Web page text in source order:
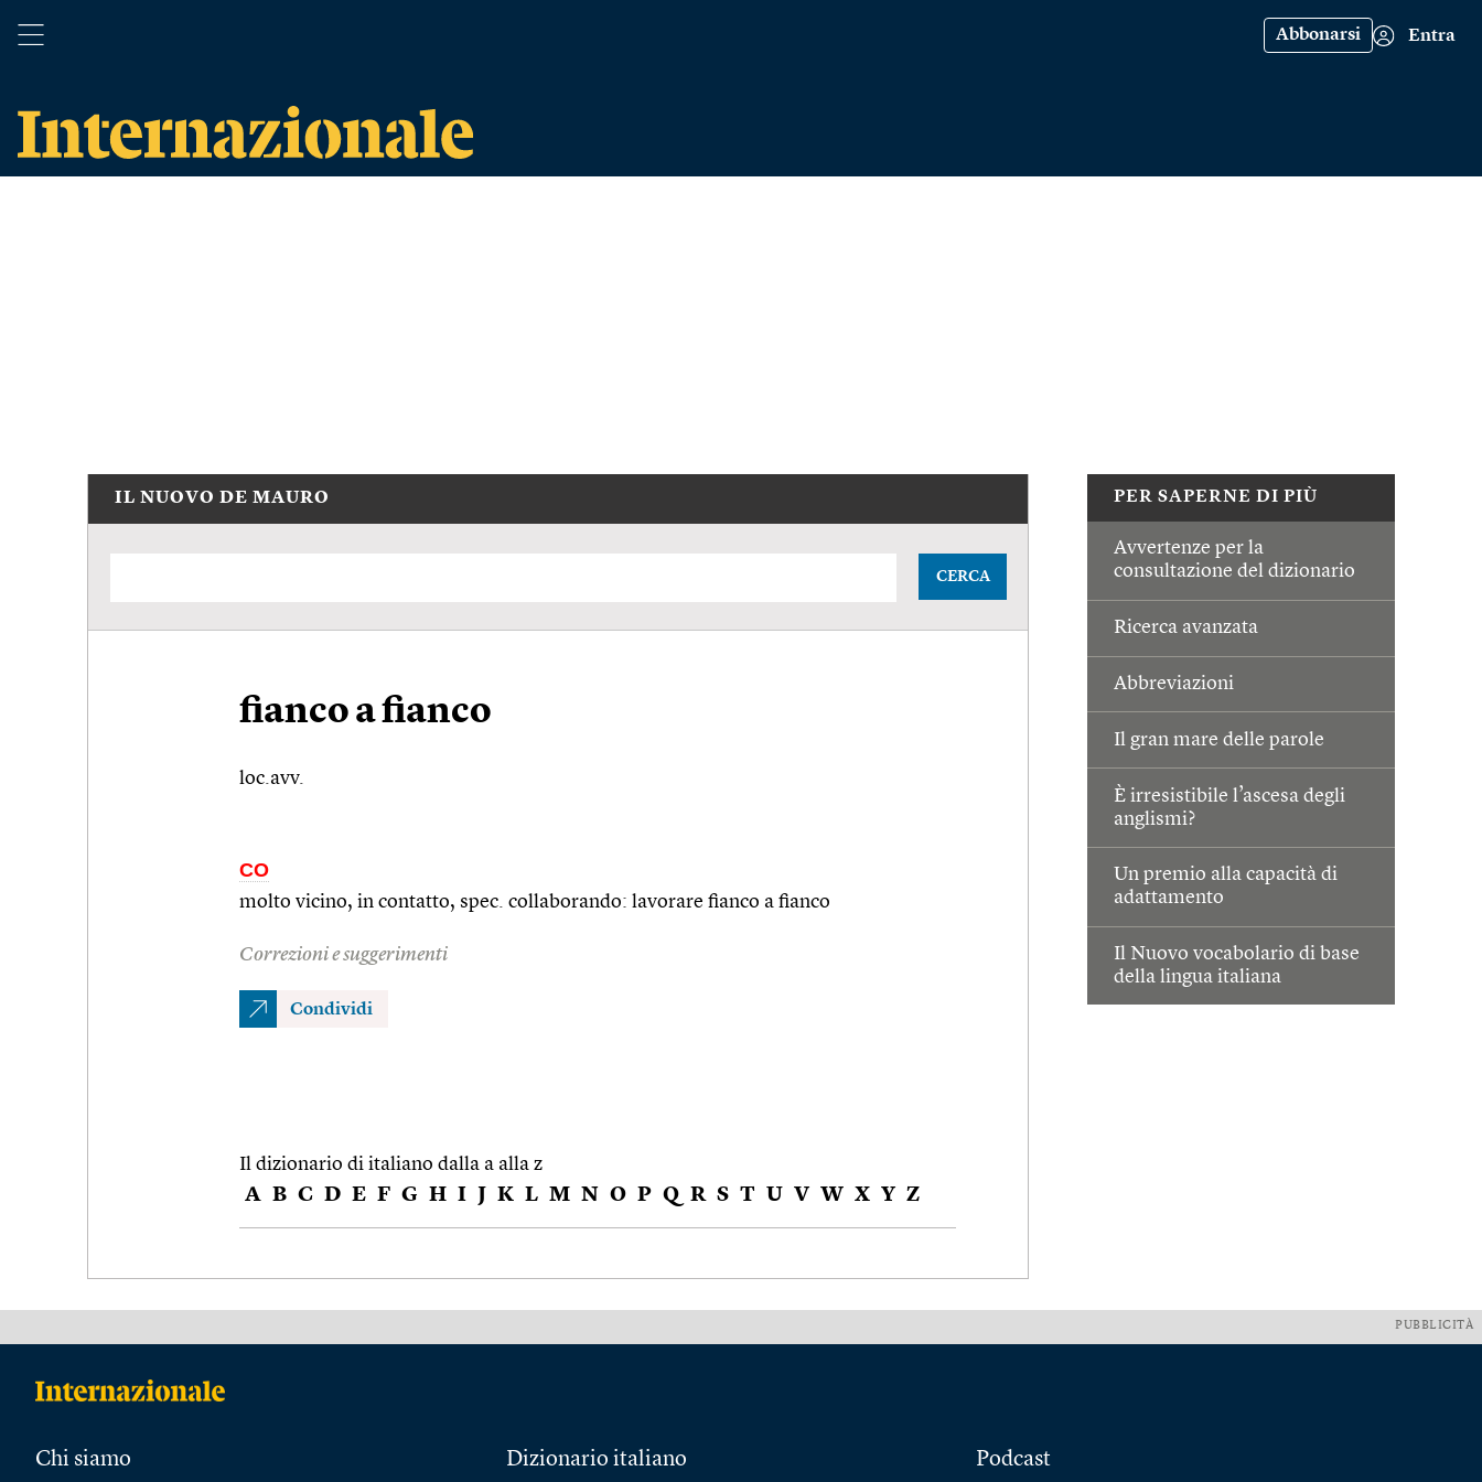
Abbonarsi Entra
PER SAPERNE DI PIÙ
Avvertenze per la
consultazione del dizionario
Ricerca avanzata
Abbreviazioni
Il gran mare delle parole
È irresistibile l’ascesa degli
anglismi?
Un premio alla capacità di
adattamento
Il Nuovo vocabolario di base
della lingua italiana
IL NUOVO DE MAURO
CERCA
fianco a fianco
loc.avv.
CO
molto vicino, in contatto, spec. collaborando: lavorare fianco a fianco
Correzioni e suggerimenti
Condividi
Il dizionario di italiano dalla a alla z
A B C D E F G H I J K L M N O P Q R S T U V W X Y Z
PUBBLICITÀ
Chi siamo Dizionario italiano Podcast